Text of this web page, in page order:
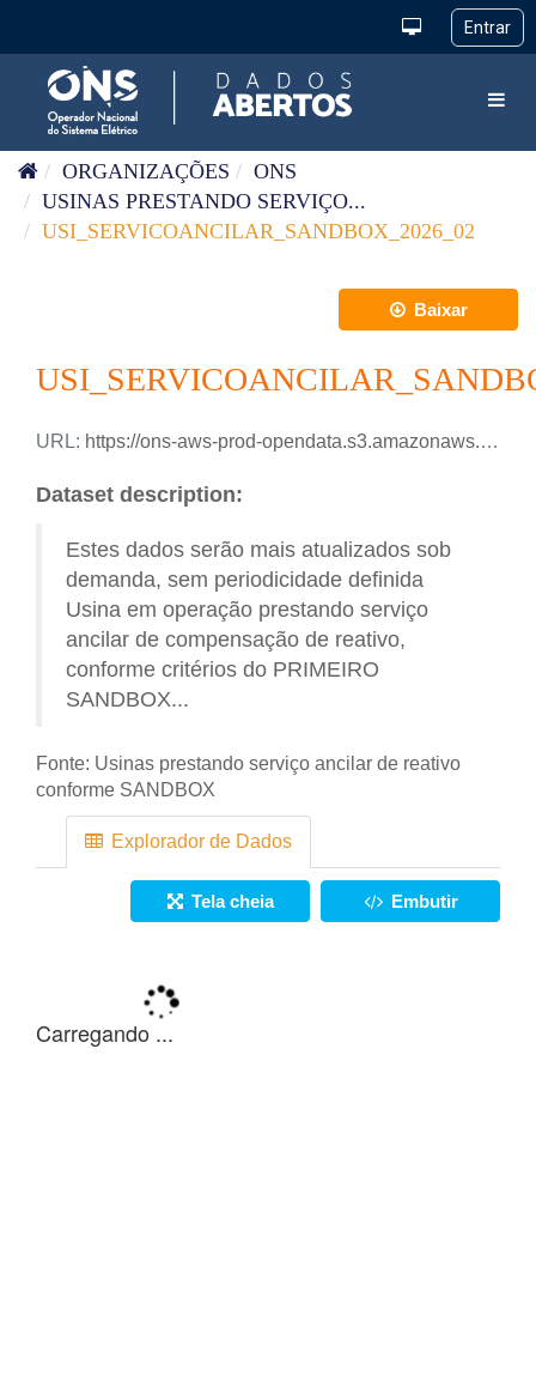
ORGANIZAÇÕES
ONS
USINAS PRESTANDO SERVIÇO...
USI_SERVICOANCILAR_SANDBOX_2026_02
Baixar
URL: https://ons-aws-prod-opendata.s3.amazonaws.com/dataset/usi_servicoancilar_sandbox/USI_SERVICOANCILAR_SANDBOX_2026_02.csv
Dataset description:
Estes dados serão mais atualizados sob
demanda, sem periodicidade definida
Usina em operação prestando serviço
ancilar de compensação de reativo,
conforme critérios do PRIMEIRO
SANDBOX...
Fonte: Usinas prestando serviço ancilar de reativo
conforme SANDBOX
Explorador de Dados
Tela cheia Embutir